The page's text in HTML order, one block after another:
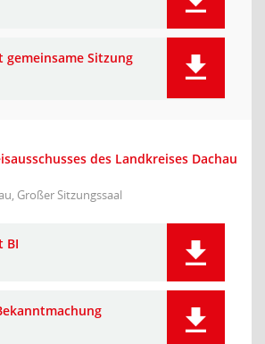
gemeinsame Sitzung
des Landkreises Dachau
Großer Sitzungssaal
BI